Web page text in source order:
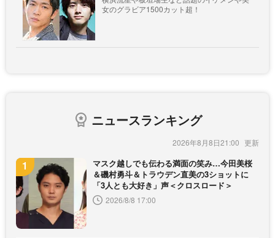
女のグラビア1500カット超！
ニュースランキング
2026年8月8日21:00
マスク越しでも伝わる満面の笑み…今田美桜
＆磯村勇斗＆トラウデン直美の3ショットに
「3人とも大好き」声＜クロスロード＞
2026/8/8 17:00